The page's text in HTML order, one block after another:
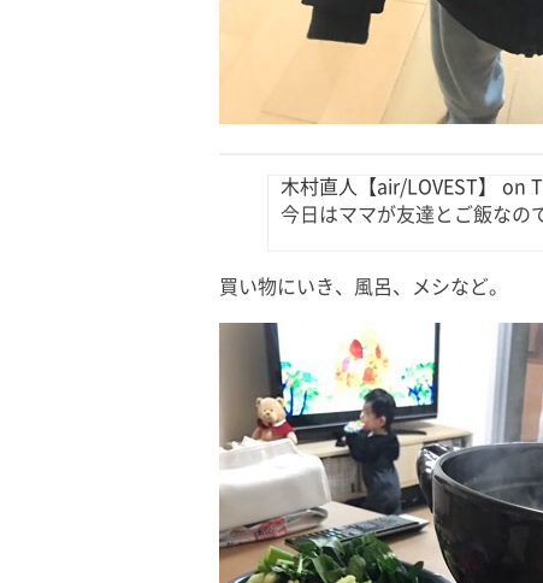
木村直人【air/LOVEST】 on
今日はママが友達とご飯な
買い物にいき、風呂、メシなど。